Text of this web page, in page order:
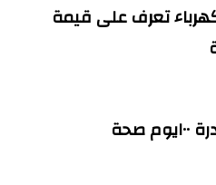
تعرف على قيمة